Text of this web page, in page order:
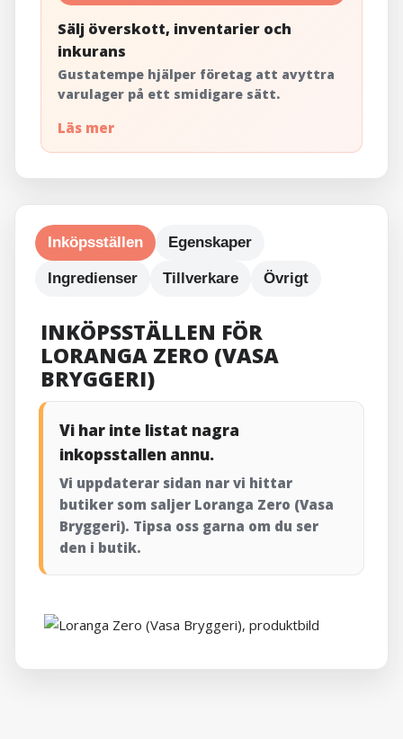
Sälj överskott, inventarier och
inkurans
Gustatempe hjälper företag att avyttra
varulager på ett smidigare sätt.
Läs mer
Inköpsställen Egenskaper
Ingredienser Tillverkare Övrigt
INKÖPSSTÄLLEN FÖR
LORANGA ZERO (VASA
BRYGGERI)
Vi har inte listat nagra
inkopsstallen annu.
Vi uppdaterar sidan nar vi hittar
butiker som saljer Loranga Zero (Vasa
Bryggeri). Tipsa oss garna om du ser
den i butik.